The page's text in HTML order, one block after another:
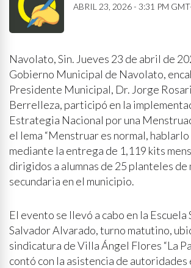
ABRIL 23, 2026 - 3:31 PM
Navolato, Sin. Jueves 23 de abril de
Gobierno Municipal de Navolato,
Presidente Municipal, Dr. Jorge
Berrelleza, participó en la
Estrategia Nacional por una
el lema “Menstruar es normal, hablarlo
mediante la entrega de 1,119 kits
dirigidos a alumnas de 25 planteles de
secundaria en el municipio.
El evento se llevó a cabo en la Escuela
Salvador Alvarado, turno matutino,
sindicatura de Villa Ángel Flores “La
contó con la asistencia de autoridades